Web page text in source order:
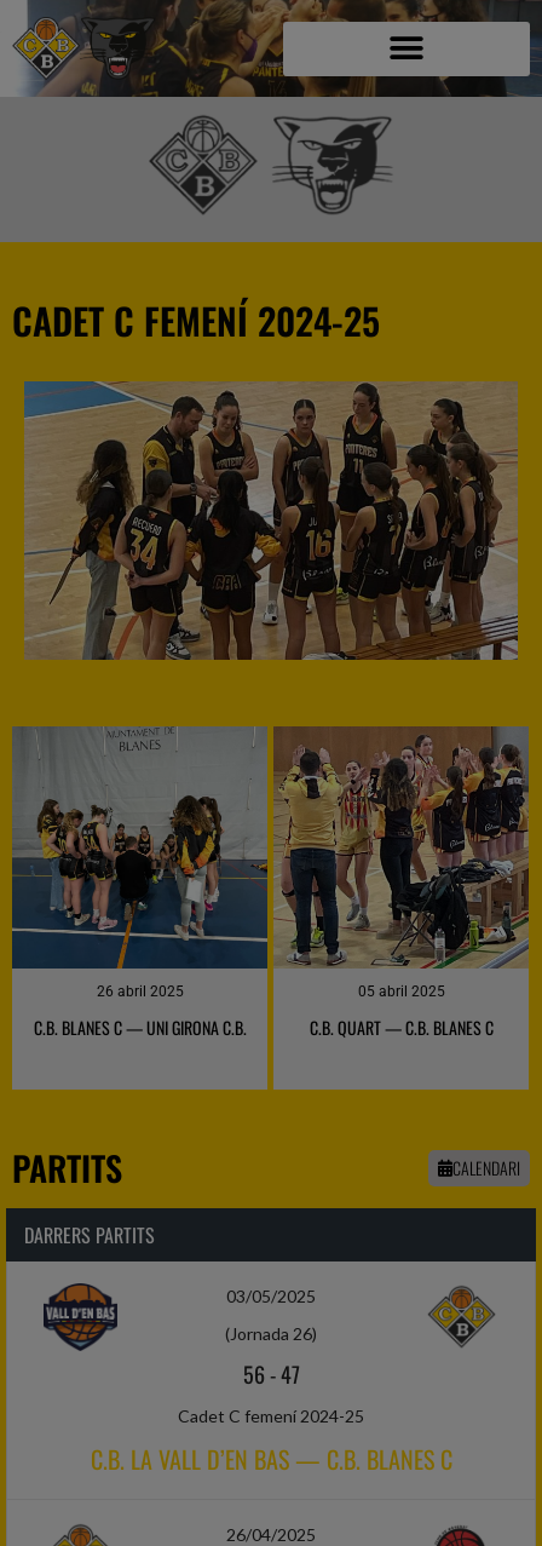
C.B. BLANES C
CADET C FEMENÍ 2024-25
26 abril 2025
C.B. BLANES C — UNI GIRONA C.B.
05 abril 2025
C.B. QUART — C.B. BLANES C
PARTITS CALENDARI
DARRERS PARTITS
03/05/2025
(Jornada 26)
56-47
Cadet C femení 2024-25
C.B. LA VALL D’EN BAS — C.B. BLANES C
26/04/2025